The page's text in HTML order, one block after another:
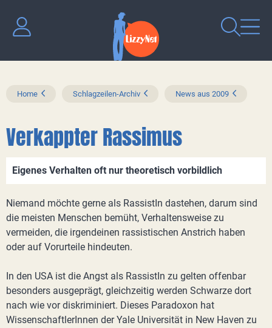
Home Schlagzeilen-Archiv News aus 2009
Verkappter Rassimus
Eigenes Verhalten oft nur theoretisch vorbildlich
Niemand möchte gerne als RassistIn dastehen, darum sind
die meisten Menschen bemüht, Verhaltensweise zu
vermeiden, die irgendeinen rassistischen Anstrich haben
oder auf Vorurteile hindeuten.
In den USA ist die Angst als RassistIn zu gelten offenbar
besonders ausgeprägt, gleichzeitig werden Schwarze dort
nach wie vor diskriminiert. Dieses Paradoxon hat
WissenschaftlerInnen der Yale Universität in New Haven zu